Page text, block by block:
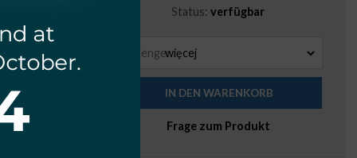
Status: verfügbar
Menge:
Frage zum Produkt